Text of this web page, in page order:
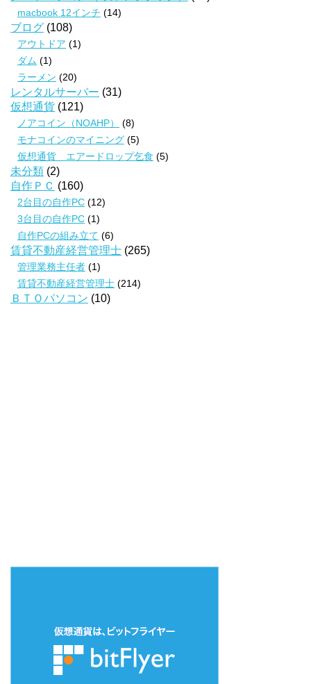
macbook 12インチ (14)
ブログ (108)
アウトドア (1)
ダム (1)
ラーメン (20)
レンタルサーバー (31)
仮想通貨 (121)
ノアコイン（NOAHP）
(8)
モナコインのマイニング (5)
仮想通貨 エアードロップ乞食 (5)
未分類 (2)
自作ＰＣ (160)
2台目の自作PC (12)
3台目の自作PC (1)
自作PCの組み立て (6)
賃貸不動産経営管理士 (265)
管理業務主任者 (1)
賃貸不動産経営管理士 (214)
ＢＴＯパソコン (10)